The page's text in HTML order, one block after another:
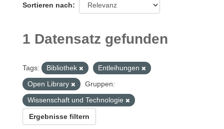
Sortieren nach
1 Datensatz gefunden
Tags: Bibliothek
Entleihungen
Open Library
Gruppen:
Wissenschaft und Technologie
Ergebnisse filtern